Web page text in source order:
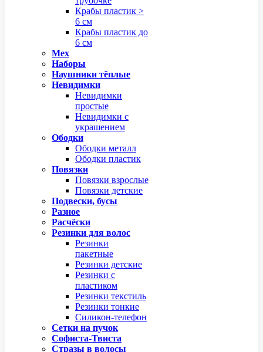
Крабы пластик >
6 см
Крабы пластик до
6 см
Мех
Наборы
Наушники тёплые
Невидимки
Невидимки
простые
Невидимки с
украшением
Ободки
Ободки металл
Ободки пластик
Повязки
Повязки взрослые
Повязки детские
Подвески, бусы
Разное
Расчёски
Резинки для волос
Резинки
пакетные
Резинки детские
Резинки с
пластиком
Резинки текстиль
Резинки тонкие
Силикон-телефон
Сетки на пучок
Софиста-Твиста
Стразы в волосы